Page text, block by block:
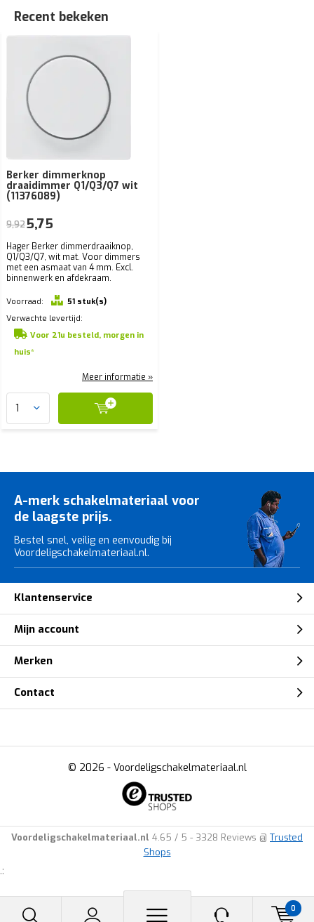
0
Recent bekeken
Berker dimmerknop
draaidimmer Q1/Q3/Q7 wit
(11376089)
Hager Berker dimmerdraaiknop,
Q1/Q3/Q7, wit mat. Voor dimmers
met een asmaat van 4 mm. Excl.
binnenwerk en afdekraam.
Voorraad:
51 stuk(s)
Verwachte levertijd:
Voor 21u besteld, morgen in
huis*
9,925,75
Meer informatie »
A-merk schakelmateriaal voor
de laagste prijs.
Bestel snel, veilig en eenvoudig bij
Voordeligschakelmateriaal.nl.
Klantenservice
Mijn account
Merken
Contact
© 2026 - Voordeligschakelmateriaal.nl
Voordeligschakelmateriaal.nl 4.65 / 5 - 3328 Reviews @ Trusted
Shops
.: